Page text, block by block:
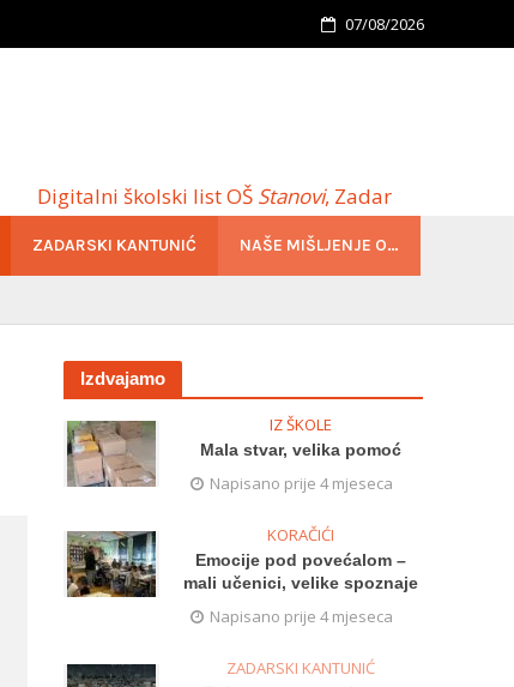
07/08/2026
Digitalni školski list OŠStanovi, Zadar
ZADARSKI KANTUNIĆ NAŠE MIŠLJENJE O…
Izdvajamo
IZ ŠKOLE
Mala stvar, velika pomoć
Napisano prije 4 mjeseca
KORAČIĆI
Emocije pod povećalom –
mali učenici, velike spoznaje
Napisano prije 4 mjeseca
ZADARSKI KANTUNIĆ